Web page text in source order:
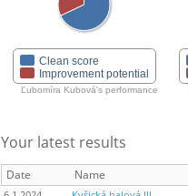
Clean score
Improvement potential
Ľubomíra Kubová's performance
Your latest results
Date Name